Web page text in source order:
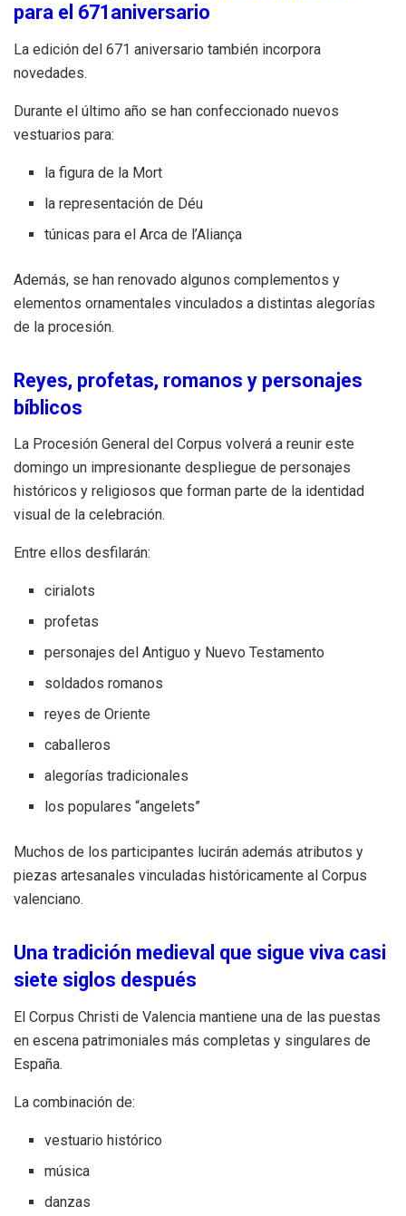
para el 671aniversario
La edición del 671 aniversario también incorpora
novedades.
Durante el último año se han confeccionado nuevos
vestuarios para:
la figura de la Mort
la representación de Déu
túnicas para el Arca de l’Aliança
Además, se han renovado algunos complementos y
elementos ornamentales vinculados a distintas alegorías
de la procesión.
Reyes, profetas, romanos y personajes
bíblicos
La Procesión General del Corpus volverá a reunir este
domingo un impresionante despliegue de personajes
históricos y religiosos que forman parte de la identidad
visual de la celebración.
Entre ellos desfilarán:
cirialots
profetas
personajes del Antiguo y Nuevo Testamento
soldados romanos
reyes de Oriente
caballeros
alegorías tradicionales
los populares “angelets”
Muchos de los participantes lucirán además atributos y
piezas artesanales vinculadas históricamente al Corpus
valenciano.
Una tradición medieval que sigue viva casi
siete siglos después
El Corpus Christi de Valencia mantiene una de las puestas
en escena patrimoniales más completas y singulares de
España.
La combinación de:
vestuario histórico
música
danzas